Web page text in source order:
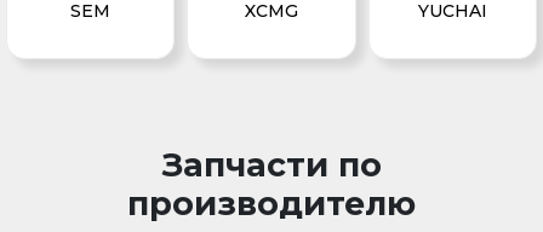
SEM XCMG YUCHAI
Запчасти по
производителю